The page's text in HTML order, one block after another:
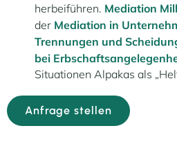
herbeiführen. Mediation
der Mediation in
Trennungen und
bei
Situationen Alpakas als
Anfrage stellen